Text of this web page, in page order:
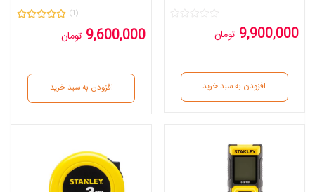
9,900,000 تومان
افزودن به سبد خرید
(1)
9,600,000 تومان
افزودن به سبد خرید